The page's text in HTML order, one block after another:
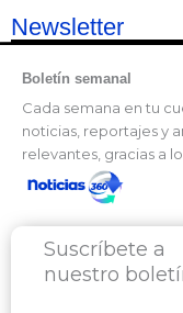
Newsletter
Boletín semanal
Cada semana en tu
noticias, reportajes y
relevantes, gracias a
Suscríbete a
nuestro